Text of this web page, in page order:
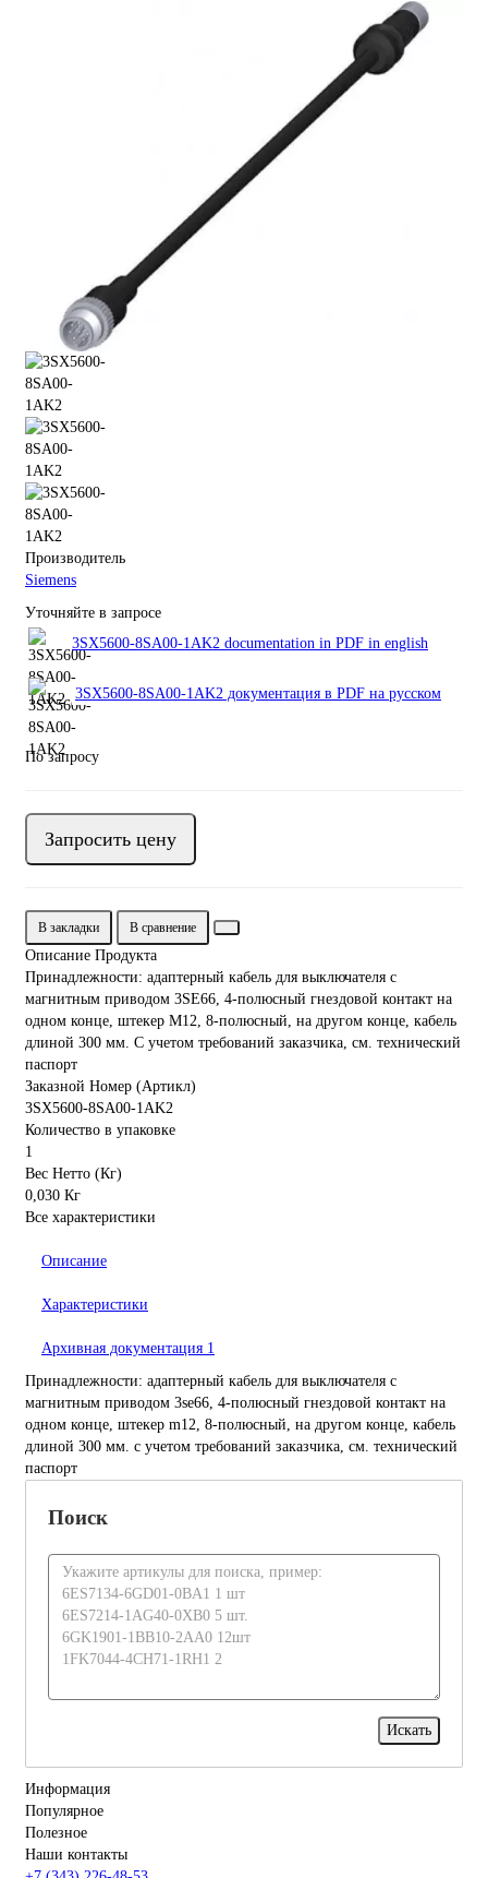
Производитель
Siemens
Уточняйте в запросе
3SX5600-8SA00-1AK2 documentation in PDF in english
3SX5600-8SA00-1AK2 документация в PDF на русском
По запросу
Запросить цену
В закладки В сравнение
Описание Продукта
Принадлежности: адаптерный кабель для выключателя с
магнитным приводом 3SE66, 4-полюсный гнездовой контакт на
одном конце, штекер M12, 8-полюсный, на другом конце, кабель
длиной 300 мм. С учетом требований заказчика, см. технический
паспорт
Заказной Номер (Артикл)
3SX5600-8SA00-1AK2
Количество в упаковке
1
Вес Нетто (Кг)
0,030 Кг
Все характеристики
Описание
Характеристики
Архивная документация 1
Принадлежности: адаптерный кабель для выключателя с
магнитным приводом 3se66, 4-полюсный гнездовой контакт на
одном конце, штекер m12, 8-полюсный, на другом конце, кабель
длиной 300 мм. с учетом требований заказчика, см. технический
паспорт
Поиск
Информация
Популярное
Полезное
Наши контакты